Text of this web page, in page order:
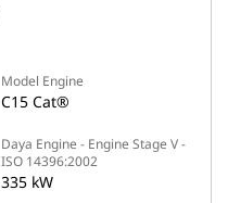
Model Engine
C15 Cat®
Daya Engine - Engine Stage V -
ISO 14396:2002
335 kW